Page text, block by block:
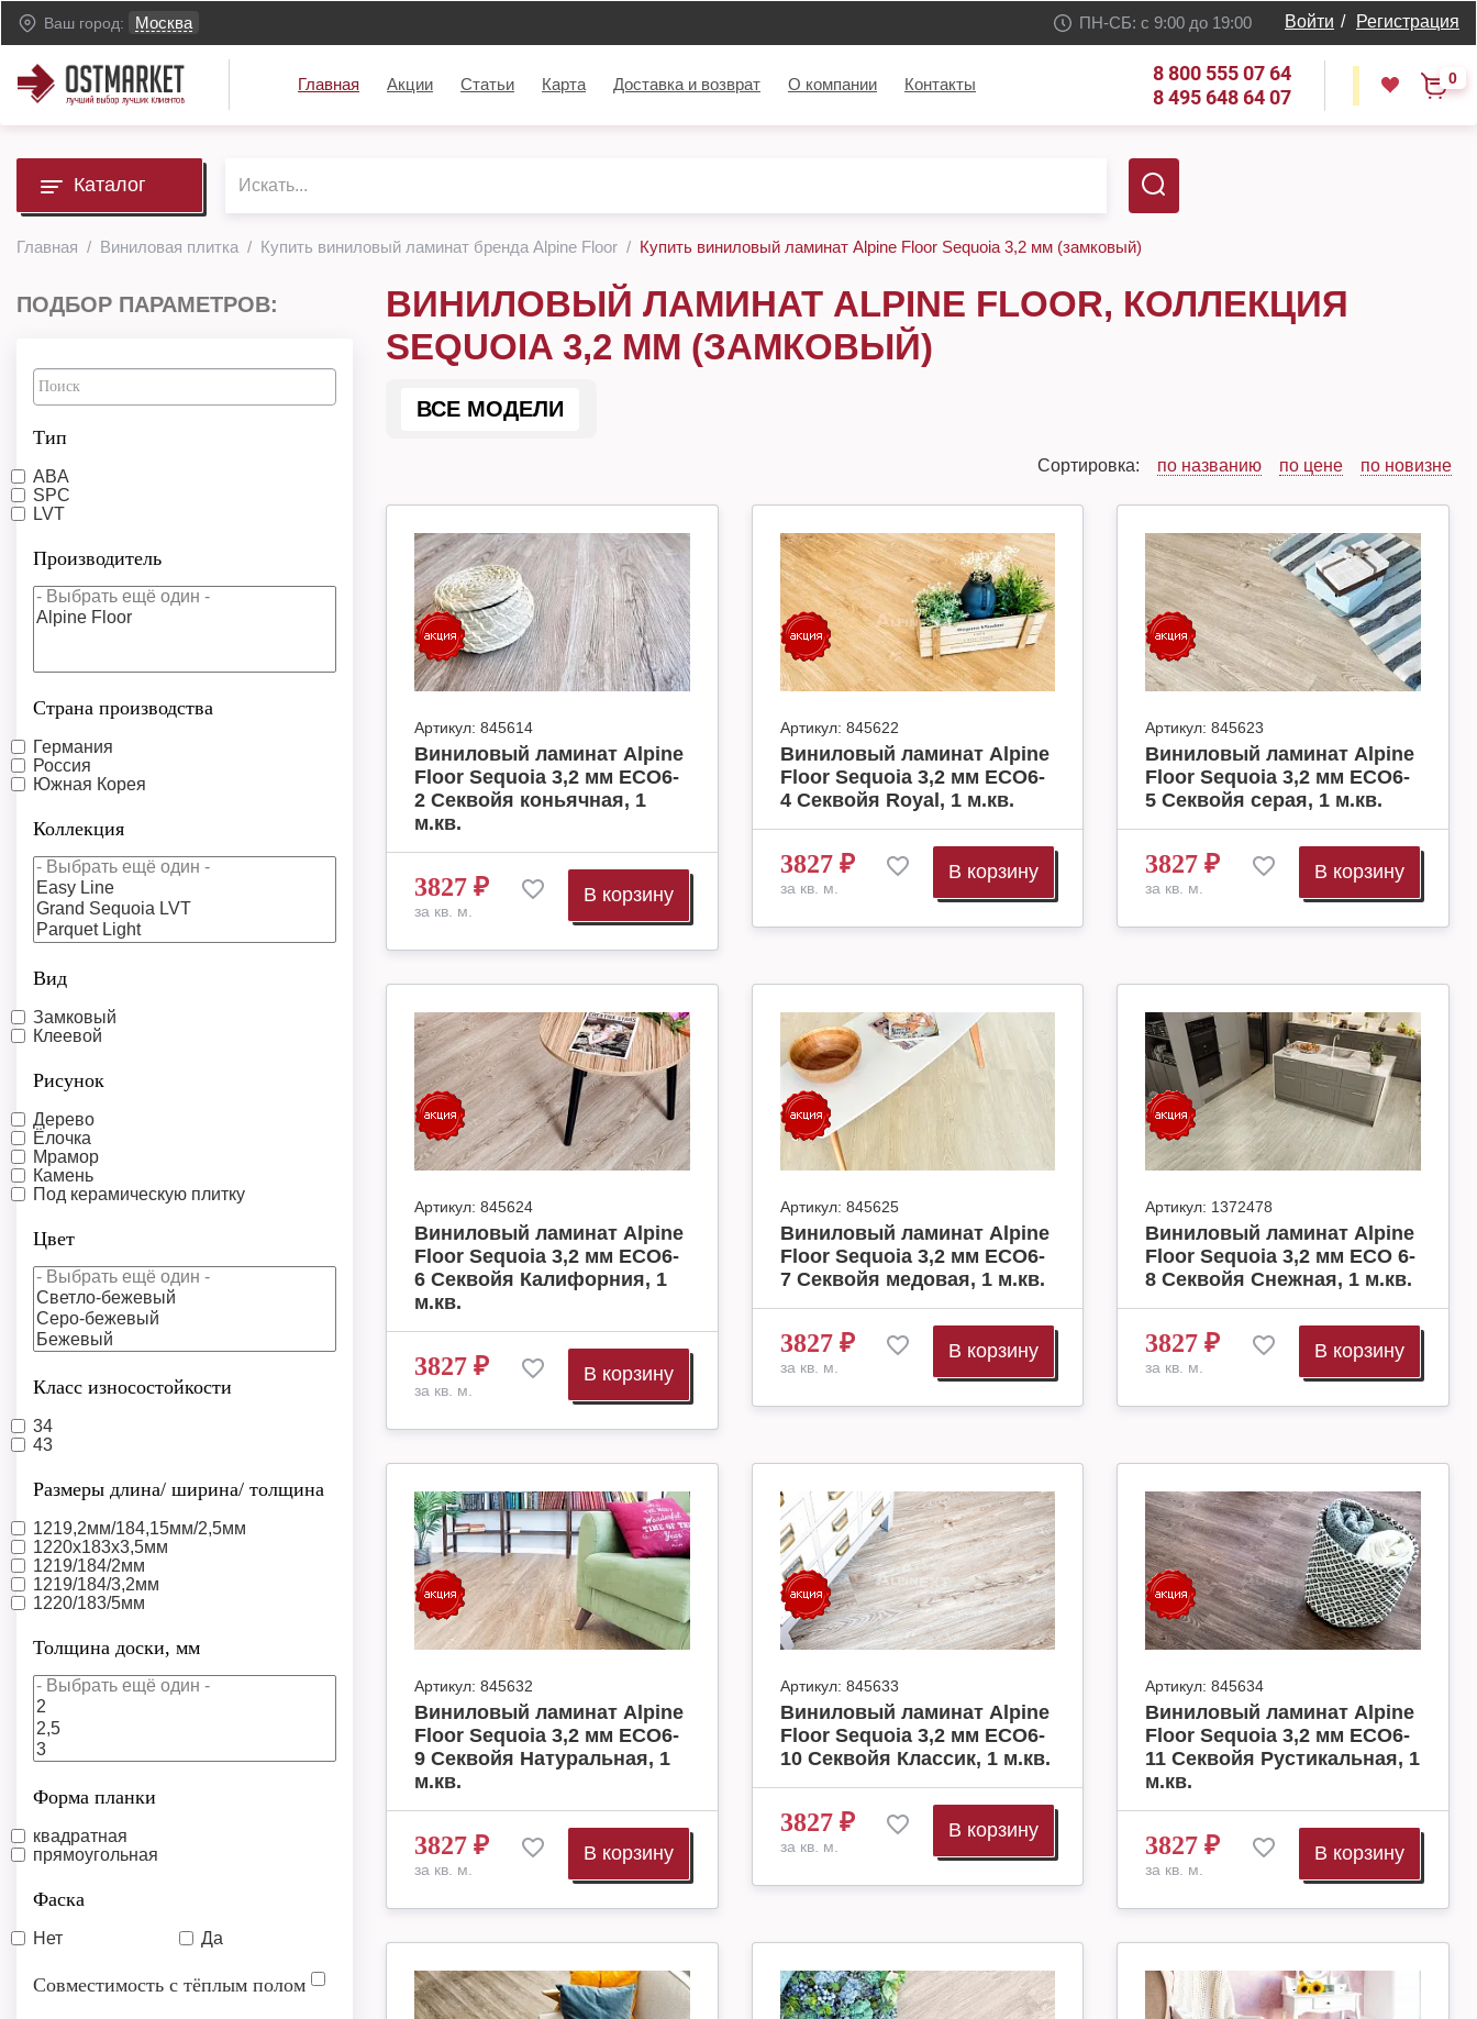
Ваш город: Москва ПН-СБ: с 9:00 до 19:00 Войти / Регистрация
Главная Акции Статьи Карта Доставка и возврат О компании Контакты
8 800 555 07 64
8 495 648 64 07
0
Каталог
Главная Виниловая плитка Купить виниловый ламинат бренда Alpine Floor Купить виниловый ламинат Alpine Floor Sequoia 3,2 мм (замковый)
ПОДБОР ПАРАМЕТРОВ:
Тип
ABA
SPC
LVT
Производитель
Страна производства
Германия
Россия
Южная Корея
Коллекция
Вид
Замковый
Клеевой
Рисунок
Дерево
Ёлочка
Мрамор
Камень
Под керамическую плитку
Цвет
Класс износостойкости
34
43
Размеры длина/ ширина/ толщина
1219,2мм/184,15мм/2,5мм
1220x183x3,5мм
1219/184/2мм
1219/184/3,2мм
1220/183/5мм
Толщина доски, мм
Форма планки
квадратная
прямоугольная
Фаска
Нет Да
Совместимость с тёплым полом
ВИНИЛОВЫЙ ЛАМИНАТ ALPINE FLOOR, КОЛЛЕКЦИЯ
SEQUOIA 3,2 ММ (ЗАМКОВЫЙ)
ВСЕ МОДЕЛИ
Сортировка: по названию по цене по новизне
Артикул: 845614
Виниловый ламинат Alpine
Floor Sequoia 3,2 мм ECO6-
2 Секвойя коньячная, 1
м.кв.
3827 ₽
за кв. м.
В корзину
Артикул: 845622
Виниловый ламинат Alpine
Floor Sequoia 3,2 мм ECO6-
4 Секвойя Royal, 1 м.кв.
3827₽
за кв. м.
В корзину
Артикул: 845623
Виниловый ламинат Alpine
Floor Sequoia 3,2 мм ECO6-
5 Секвойя серая, 1 м.кв.
3827 ₽
за кв. м.
В корзину
Артикул: 845624
Виниловый ламинат Alpine
Floor Sequoia 3,2 мм ECO6-
6 Секвойя Калифорния, 1
м.кв.
3827 ₽
за кв. м.
В корзину
Артикул: 845625
Виниловый ламинат Alpine
Floor Sequoia 3,2 мм ECO6-
7 Секвойя медовая, 1 м.кв.
3827₽
за кв. м.
В корзину
Артикул: 1372478
Виниловый ламинат Alpine
Floor Sequoia 3,2 мм ЕСО 6-
8 Секвойя Снежная, 1 м.кв.
3827 ₽
за кв. м.
В корзину
Артикул: 845632
Виниловый ламинат Alpine
Floor Sequoia 3,2 мм ECO6-
9 Секвойя Натуральная, 1
м.кв.
3827 ₽
за кв. м.
В корзину
Артикул: 845633
Виниловый ламинат Alpine
Floor Sequoia 3,2 мм ECO6-
10 Секвойя Классик, 1 м.кв.
3827₽
за кв. м.
В корзину
Артикул: 845634
Виниловый ламинат Alpine
Floor Sequoia 3,2 мм ECO6-
11 Секвойя Рустикальная, 1
м.кв.
3827 ₽
за кв. м.
В корзину